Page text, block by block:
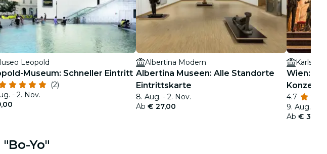
Leopold
Museum: Schneller Eintritt
(2)
- 2. Nov.
Albertina Modern
Albertina Museen: Alle Standorte
Eintrittskarte
8. Aug. - 2. Nov.
Ab € 27,00
Wien:
Konzert
4.7
9. Aug. - 2.
Ab € 38,00
Yo"